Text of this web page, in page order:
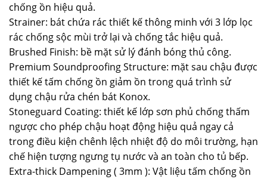
chống ồn hiệu quả.
Strainer: bát chứa rác thiết kế thông minh với 3 lớp lọc
rác chống sộc mùi trở lại và chống tắc hiệu quả.
Brushed Finish: bề mặt sử lý đánh bóng thủ công.
Premium Soundproofing Structure: mặt sau chậu được
thiết kế tấm chống ồn giảm ồn trong quá trình sử
dụng chậu rửa chén bát Konox.
Stoneguard Coating: thiết kế lớp sơn phủ chống thấm
ngược cho phép chậu hoạt động hiệu quả ngay cả
trong điều kiện chênh lệch nhiệt độ do môi trường, hạn
chế hiện tượng ngưng tụ nước và an toàn cho tủ bếp.
Extra-thick Dampening ( 3mm ): Vật liệu tấm chống ồn